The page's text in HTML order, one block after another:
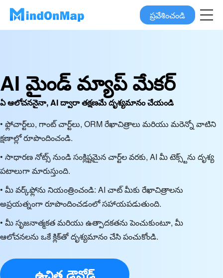
ప్రవేశించండి
AI మైండ్ మ్యాప్ మేకర్
ఏ ఆలోచననైనా, AI ద్వారా తక్షణమే దృశ్యమానం చేయండి
• ఫ్లోచార్ట్‌లు, గాంట్ చార్ట్‌లు, ORM రేఖాచిత్రాలు మరియు మరెన్నో వాటిని
క్షణాల్లో రూపొందించండి.
• సాధారణ నోట్స్ నుండి సంక్లిష్టమైన చార్ట్‌ల వరకు, AI మీ టెక్స్ట్‌ను దృశ్య
పటాలుగా మారుస్తుంది.
• మీ వర్క్‌ఫ్లోను నియంత్రించండి: AI చాట్ మీకు రేఖాచిత్రాలను
అప్రయత్నంగా రూపొందించడంలో సహాయపడుతుంది.
• మీ సృజనాత్మకత మరియు ఉత్పాదకతను పెంచుకుంటూ, మీ
ఆలోచనలను ఒకే క్లిక్‌తో దృశ్యమానం చేసి పంచుకోండి.
ఉచిత డౌన్లోడ్